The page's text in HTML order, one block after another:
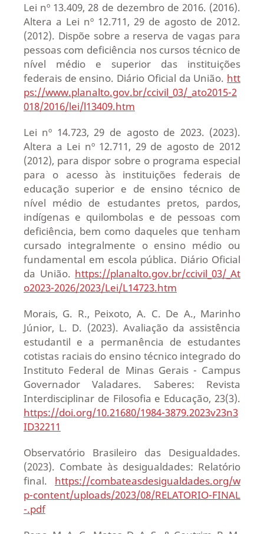
Lei nº 13.409, 28 de dezembro de 2016. (2016).
Altera a Lei nº 12.711, 29 de agosto de 2012.
(2012). Dispõe sobre a reserva de vagas para
pessoas com deficiência nos cursos técnico de
nível médio e superior das instituições
federais de ensino. Diário Oficial da União. htt
ps://www.planalto.gov.br/ccivil_03/_ato2015-2
018/2016/lei/l13409.htm
Lei nº 14.723, 29 de agosto de 2023. (2023).
Altera a Lei nº 12.711, 29 de agosto de 2012
(2012), para dispor sobre o programa especial
para o acesso às instituições federais de
educação superior e de ensino técnico de
nível médio de estudantes pretos, pardos,
indígenas e quilombolas e de pessoas com
deficiência, bem como daqueles que tenham
cursado integralmente o ensino médio ou
fundamental em escola pública. Diário Oficial
da União. https://planalto.gov.br/ccivil_03/_At
o2023-2026/2023/Lei/L14723.htm
Morais, G. R., Peixoto, A. C. De A., Marinho
Júnior, L. D. (2023). Avaliação da assistência
estudantil e a permanência de estudantes
cotistas raciais do ensino técnico integrado do
Instituto Federal de Minas Gerais - Campus
Governador Valadares. Saberes: Revista
Interdisciplinar de Filosofia e Educação, 23(3).
https://doi.org/10.21680/1984-3879.2023v23n3
ID32211
Observatório Brasileiro das Desigualdades.
(2023). Combate às desigualdades: Relatório
final. https://combateasdesigualdades.org/w
p-content/uploads/2023/08/RELATORIO-FINAL
-.pdf